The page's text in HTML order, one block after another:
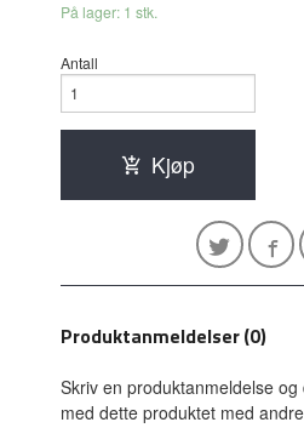
På lager: 1 stk.
Antall
Kjøp
Produktanmeldelser (0)
Skriv en produktanmeldelse
med dette produktet med